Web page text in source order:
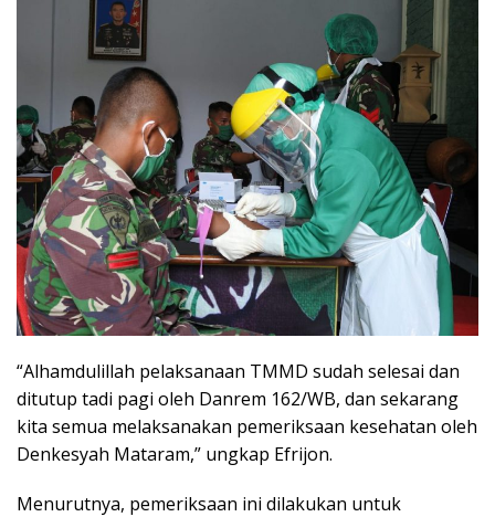
“Alhamdulillah pelaksanaan TMMD sudah selesai dan
ditutup tadi pagi oleh Danrem 162/WB, dan sekarang
kita semua melaksanakan pemeriksaan kesehatan oleh
Denkesyah Mataram,” ungkap Efrijon.
Menurutnya, pemeriksaan ini dilakukan untuk